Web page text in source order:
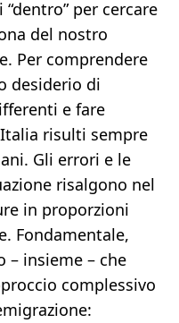
per cercare
del nostro
Per comprendere
desiderio di
e fare
risulti sempre
Gli errori e le
risalgono nel
in proporzioni
Fondamentale,
– insieme – che
complessivo